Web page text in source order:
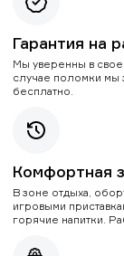
Гарантия на
Мы уверенны в
случае поломки мы
бесплатно.
Комфортная
В зоне отдыха,
игровыми
горячие напитки.